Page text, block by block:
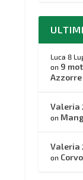
Luca 8
on 9
Azzorre
Valeria
on
Valeria
on